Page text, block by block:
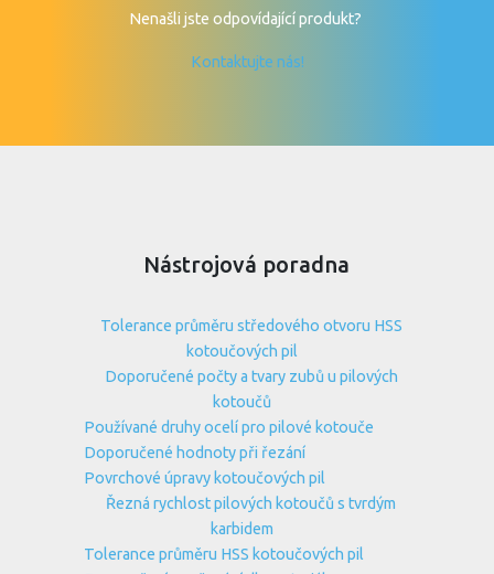
Nenašli jste odpovídající produkt?
Kontaktujte nás!
Nástrojová poradna
Tolerance průměru středového otvoru HSS
kotoučových pil
Doporučené počty a tvary zubů u pilových
kotoučů
Používané druhy ocelí pro pilové kotouče
Doporučené hodnoty při řezání
Povrchové úpravy kotoučových pil
Řezná rychlost pilových kotoučů s tvrdým
karbidem
Tolerance průměru HSS kotoučových pil